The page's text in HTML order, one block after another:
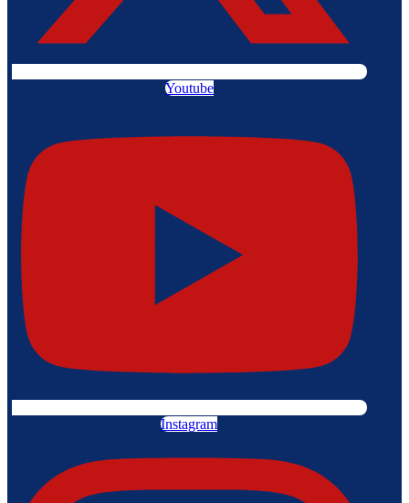
Youtube
Instagram